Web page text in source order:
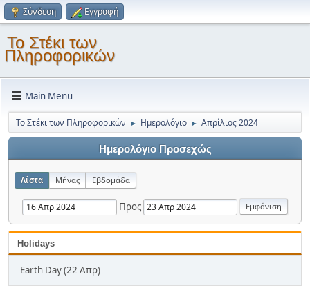
Σύνδεση Εγγραφή
Το Στέκι των
Πληροφορικών
Main Menu
Το Στέκι των Πληροφορικών ► Ημερολόγιο ► Απρίλιος 2024
Ημερολόγιο Προσεχώς
Λίστα Μήνας Εβδομάδα
Προς
Holidays
Earth Day (22 Απρ)